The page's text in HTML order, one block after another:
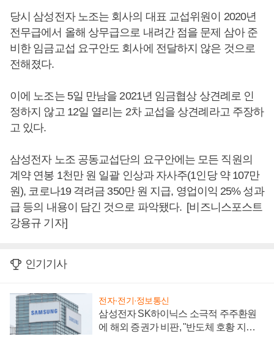
당시 삼성전자 노조는 회사의 대표 교섭위원이 2020년
전무급에서 올해 상무급으로 내려간 점을 문제 삼아 준
비한 임금교섭 요구안도 회사에 전달하지 않은 것으로
전해졌다.
이에 노조는 5일 만남을 2021년 임금협상 상견례로 인
정하지 않고 12일 열리는 2차 교섭을 상견례라고 주장하
고 있다.
삼성전자 노조 공동교섭단의 요구안에는 모든 직원의
계약 연봉 1천만 원 일괄 인상과 자사주(1인당 약 107만
원), 코로나19 격려금 350만 원 지급, 영업이익 25% 성과
급 등의 내용이 담긴 것으로 파악됐다. [비즈니스포스트
강용규 기자]
인기기사
전자·전기·정보통신
삼성전자 SK하이닉스 소극적 주주환원
에 해외 증권가 비판, "반도체 호황 지속